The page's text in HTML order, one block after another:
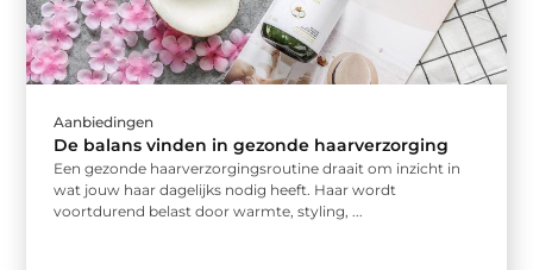
Aanbiedingen
De balans vinden in gezonde haarverzorging
Een gezonde haarverzorgingsroutine draait om inzicht in
wat jouw haar dagelijks nodig heeft. Haar wordt
voortdurend belast door warmte, styling, ...